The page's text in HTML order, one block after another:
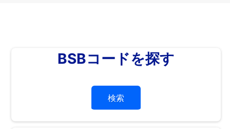
BSBコードを探す
検索